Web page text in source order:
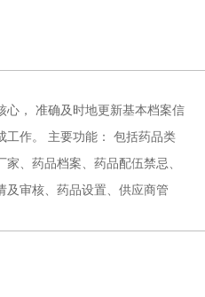
心， 准确及时地更新基本档案信
工作。 主要功能： 包括药品类
、药品档案、药品配伍禁忌、
及审核、药品设置、供应商管